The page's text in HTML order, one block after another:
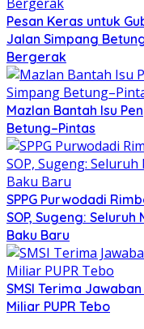
Pesan Keras untuk
Jalan Simpang
Bergerak
Mazlan Bantah Isu
Betung–Pintas
SPPG Purwodadi
SOP, Sugeng:
Baku Baru
SMSI Terima
Miliar PUPR Tebo